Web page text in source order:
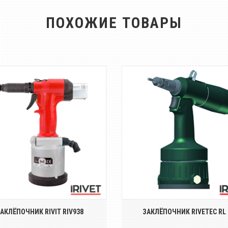
ПОХОЖИЕ ТОВАРЫ
Пневмо-гидравлический
для резьбовых
заклёпок размером о...
RIVIT RIV938
Пневмо-гидравлический
заклёпочник для
заклёпок размером о...
ЗАКЛЁПОЧНИК RIVETEC RL